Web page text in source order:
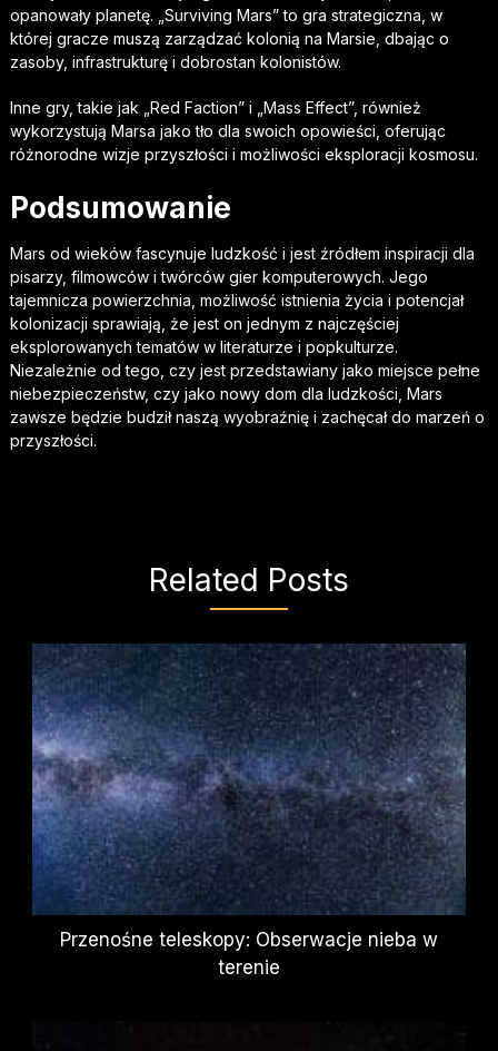
opanowały planetę. „Surviving Mars” to gra strategiczna, w
której gracze muszą zarządzać kolonią na Marsie, dbając o
zasoby, infrastrukturę i dobrostan kolonistów.
Inne gry, takie jak „Red Faction” i „Mass Effect”, również
wykorzystują Marsa jako tło dla swoich opowieści, oferując
różnorodne wizje przyszłości i możliwości eksploracji kosmosu.
Podsumowanie
Mars od wieków fascynuje ludzkość i jest źródłem inspiracji dla
pisarzy, filmowców i twórców gier komputerowych. Jego
tajemnicza powierzchnia, możliwość istnienia życia i potencjał
kolonizacji sprawiają, że jest on jednym z najczęściej
eksplorowanych tematów w literaturze i popkulturze.
Niezależnie od tego, czy jest przedstawiany jako miejsce pełne
niebezpieczeństw, czy jako nowy dom dla ludzkości, Mars
zawsze będzie budził naszą wyobraźnię i zachęcał do marzeń o
przyszłości.
Related Posts
Przenośne teleskopy: Obserwacje nieba w
terenie